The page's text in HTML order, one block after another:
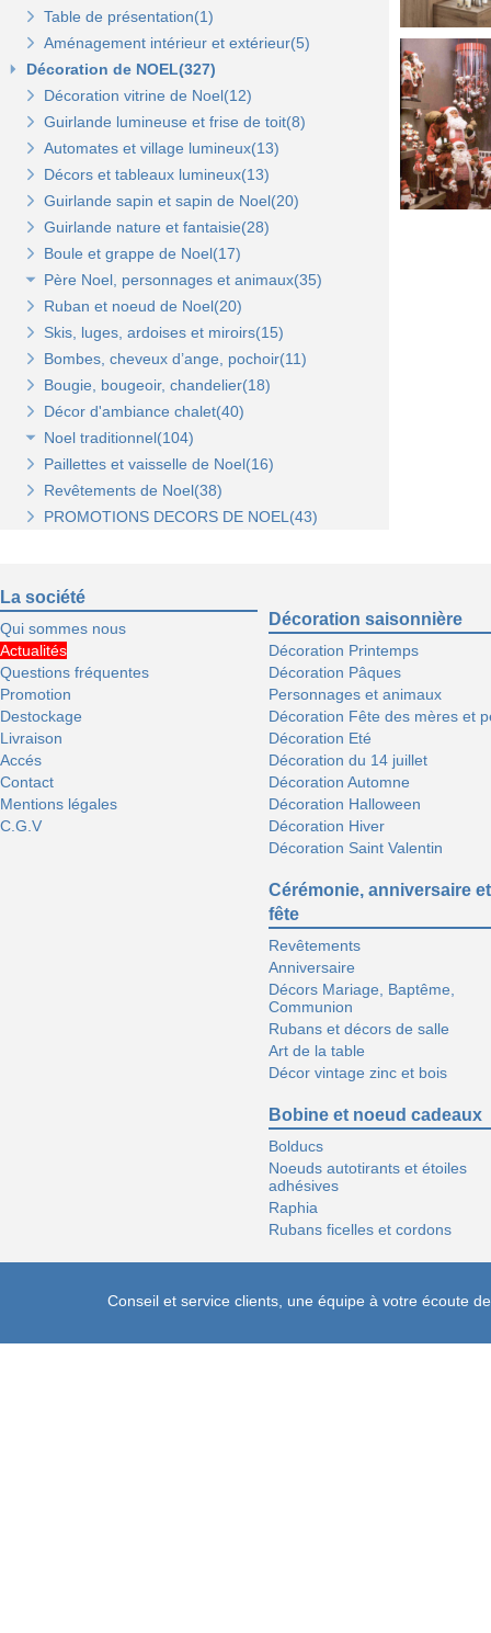
Rails et profils(0)
Gondole panneau rainuré(2)
Broches pour panneaux(3)
Tablettes bois et supports(3)
Tablettes verre et supports(3)
Autres supports(5)
Bras et penderies pour panneaux standard(0)
Panneaux Opus(0)
Tablettes bois et supports Opus(0)
Accessoires pour panneaux Opus(0)
Tablettes verre et supports Opus(0)
Gondoles métalliques fond métal(15)
Gondole simple de départ fond métal(0)
Gondole double de départ(0)
Montant terminal métal(0)
Broches et barres de charge(6)
Penderies et bras fond métal(4)
Tablettes et paniers(5)
Gondoles métalliques fond bois(8)
Gondole simple de départ fond bois(0)
Montant terminal pour fond bois(0)
Penderies et bras fond bois(4)
Tablettes(4)
Table de présentation(1)
Aménagement intérieur et extérieur(5)
Décoration de NOEL(327)
Décoration vitrine de Noel(12)
Guirlande lumineuse et frise de toit(8)
Automates et village lumineux(13)
Décors et tableaux lumineux(13)
Guirlande sapin et sapin de Noel(20)
Guirlande nature et fantaisie(28)
Boule et grappe de Noel(17)
Père Noel, personnages et animaux(35)
Animaux et personnages(18)
Bonhomme de neige(11)
Père Noel(13)
Ruban et noeud de Noel(20)
Skis, luges, ardoises et miroirs(15)
Bombes, cheveux d’ange, pochoir(11)
Bougie, bougeoir, chandelier(18)
Décor d'ambiance chalet(40)
Noel traditionnel(104)
Décorations de sapin(45)
Stickers de Noel(23)
Centre de table, décors et cotillons(37)
Paillettes et vaisselle de Noel(16)
Revêtements de Noel(38)
PROMOTIONS DECORS DE NOEL(43)
La société
Qui sommes nous
Actualités
Questions fréquentes
Promotion
Destockage
Livraison
Accés
Contact
Mentions légales
C.G.V
Décoration saisonnière
Décoration Printemps
Décoration Pâques
Personnages et animaux
Décoration Fête des mères et
Décoration Eté
Décoration du 14 juillet
Décoration Automne
Décoration Halloween
Décoration Hiver
Décoration Saint Valentin
Cérémonie, anniversaire et
fête
Revêtements
Anniversaire
Décors Mariage, Baptême,
Communion
Rubans et décors de salle
Art de la table
Décor vintage zinc et bois
Bobine et noeud cadeaux
Bolducs
Noeuds autotirants et étoiles
adhésives
Raphia
Rubans ficelles et cordons
Conseil et service clients, une équipe à votre écoute